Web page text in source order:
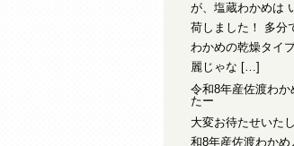
が、塩蔵わかめは
荷しました！ 多分
わかめの乾燥タイ
麗じゃな […]
令和8年産佐渡わか
たー
大変お待たせいた
和8年産佐渡わかめ